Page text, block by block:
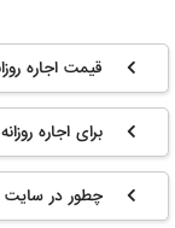
قیمت اجاره
برای اجاره
چطور در سایت